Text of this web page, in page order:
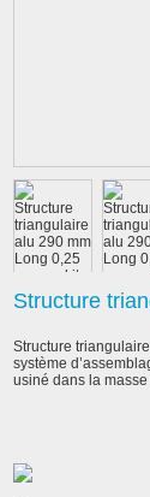
Structure
Structure
système
usiné dans la